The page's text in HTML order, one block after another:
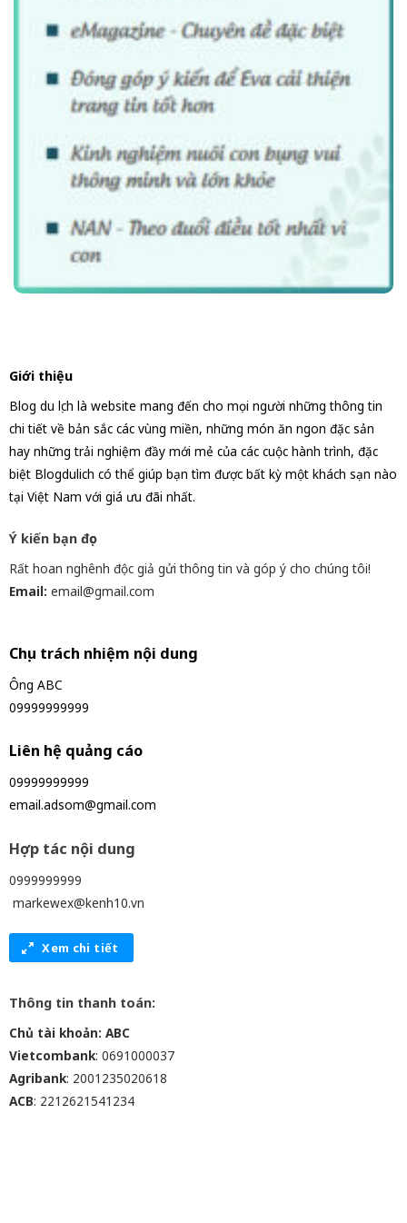
Giới thiệu
Blog du lịch là website mang đến cho mọi người những thông tin
chi tiết về bản sắc các vùng miền, những món ăn ngon đặc sản
hay những trải nghiệm đầy mới mẻ của các cuộc hành trình, đặc
biệt Blogdulich có thể giúp bạn tìm được bất kỳ một khách sạn nào
tại Việt Nam với giá ưu đãi nhất.
Ý kiến bạn đọc
Rất hoan nghênh độc giả gửi thông tin và góp ý cho chúng tôi!
Email: email@gmail.com
Chịu trách nhiệm nội dung
Ông ABC
09999999999
Liên hệ quảng cáo
09999999999
email.adsom@gmail.com
Hợp tác nội dung
0999999999
markewex@kenh10.vn
Xem chi tiết
Thông tin thanh toán:
Chủ tài khoản: ABC
Vietcombank: 0691000037
Agribank: 2001235020618
ACB: 2212621541234